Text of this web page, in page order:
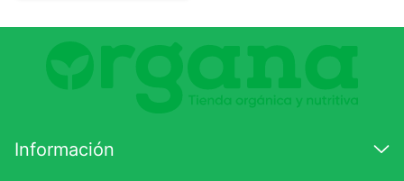
Información